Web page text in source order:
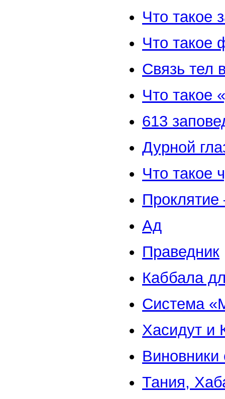
Что такое
Что такое
Связь тел
Что такое
613
Дурной
Что такое
Проклятие
Ад
Праведник
Каббала
Система
Хасидут и
Виновники
Тания,